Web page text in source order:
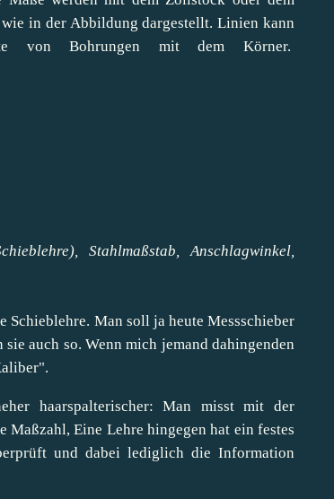
in der Abbildung dargestellt. Linien kann
von Bohrungen mit dem Körner.
Stahlmaßstab, Anschlagwinkel,
Schieblehre. Man soll ja heute Messschieber
auch so. Wenn mich jemand dahingenden
haarspalterischer: Man misst mit der
Eine Lehre hingegen hat ein festes
und dabei lediglich die Information